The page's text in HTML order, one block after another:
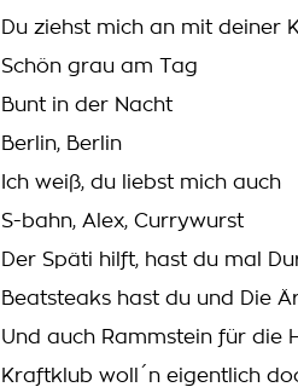
Du ziehst mich an mit deiner
Schön grau am Tag
Bunt in der Nacht
Berlin, Berlin
Ich weiß, du liebst mich auch
S-bahn, Alex, Currywurst
Der Späti hilft, hast du mal
Beatsteaks hast du und Die
Und auch Rammstein für die
Kraftklub woll´n eigentlich